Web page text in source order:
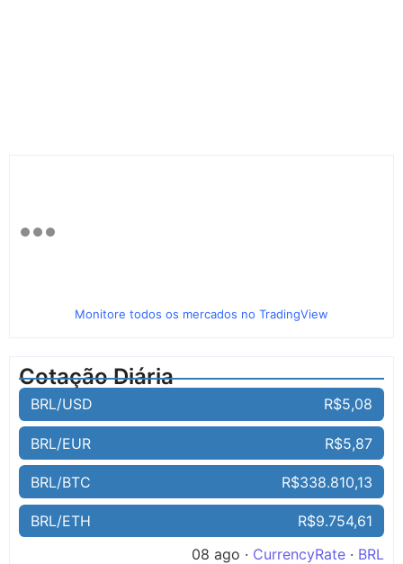
Monitore todos os mercados no TradingView
Cotação Diária
BRL/USD R$5,08
BRL/EUR R$5,87
BRL/BTC R$338.810,13
BRL/ETH
R$9.754,61
08 ago · CurrencyRate · BRL